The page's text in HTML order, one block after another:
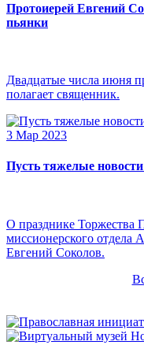
Протоиерей Евгений
пьянки
Двадцатые числа июня
полагает священник.
3 Мар 2023
Пусть тяжелые
О празднике Торжества
миссионерского отдела
Евгений Соколов.